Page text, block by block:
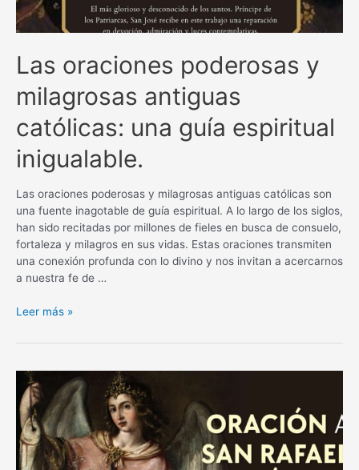
Las oraciones poderosas y
milagrosas antiguas
católicas: una guía espiritual
inigualable.
Las oraciones poderosas y milagrosas antiguas católicas son
una fuente inagotable de guía espiritual. A lo largo de los siglos,
han sido recitadas por millones de fieles en busca de consuelo,
fortaleza y milagros en sus vidas. Estas oraciones transmiten
una conexión profunda con lo divino y nos invitan a acercarnos
a nuestra fe de …
Las
poderosas
milagrosas
antiguas
católicas:
una
guía
espiritual
Leer más »